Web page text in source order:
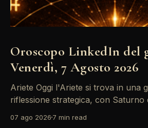
Oroscopo LinkedIn del
Venerdì, 7 Agosto 2026
Ariete Oggi l'Ariete si trova in una giornata di
riflessione strategica, con Saturno
riconsiderare il tuo personal brand
07 ago 2026 7 min read